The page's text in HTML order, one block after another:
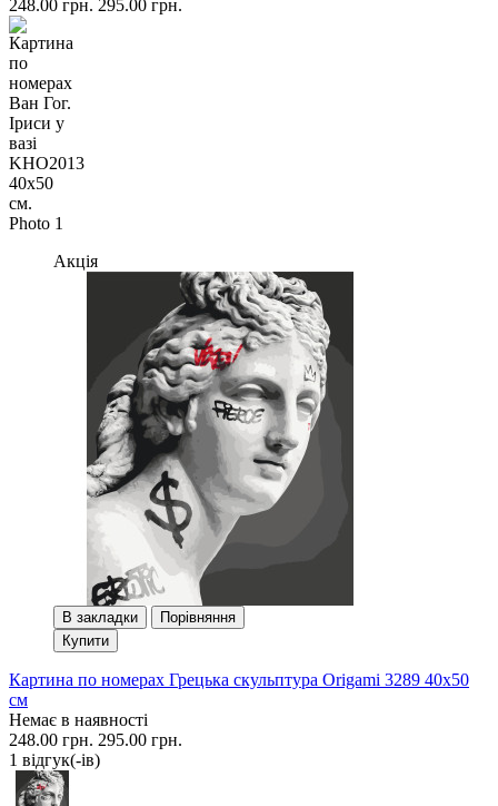
248.00 грн. 295.00 грн.
Акція
В закладки
Порівняння
Купити
Картина по номерах Грецька скульптура Origami 3289 40x50
см
Немає в наявності
248.00 грн. 295.00 грн.
1 вiдгук(-iв)